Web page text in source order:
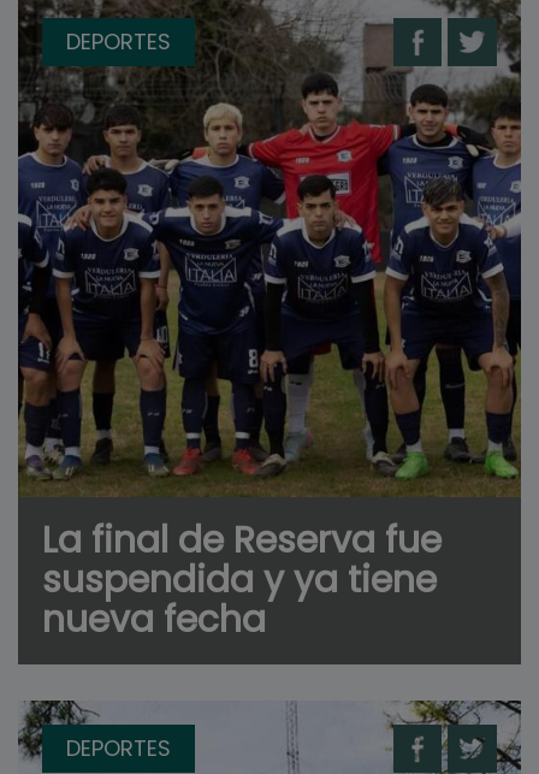
DEPORTES
La final de Reserva fue
suspendida y ya tiene
nueva fecha
DEPORTES